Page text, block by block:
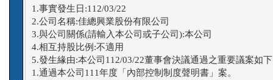
1.事實發生日:112/03/22
2.公司名稱:佳總興業股份有限公司
3.與公司關係(請輸入本公司或子公司):本公司
4.相互持股比例:不適用
5.發生緣由:本公司112/03/22董事會決議通過之重要議案如
1.通過本公司111年度「內部控制制度聲明書」案。